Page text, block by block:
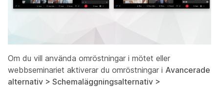
Om du vill använda omröstningar i mötet eller
webbseminariet aktiverar du omröstningar i Avancerade
alternativ > Schemaläggningsalternativ >